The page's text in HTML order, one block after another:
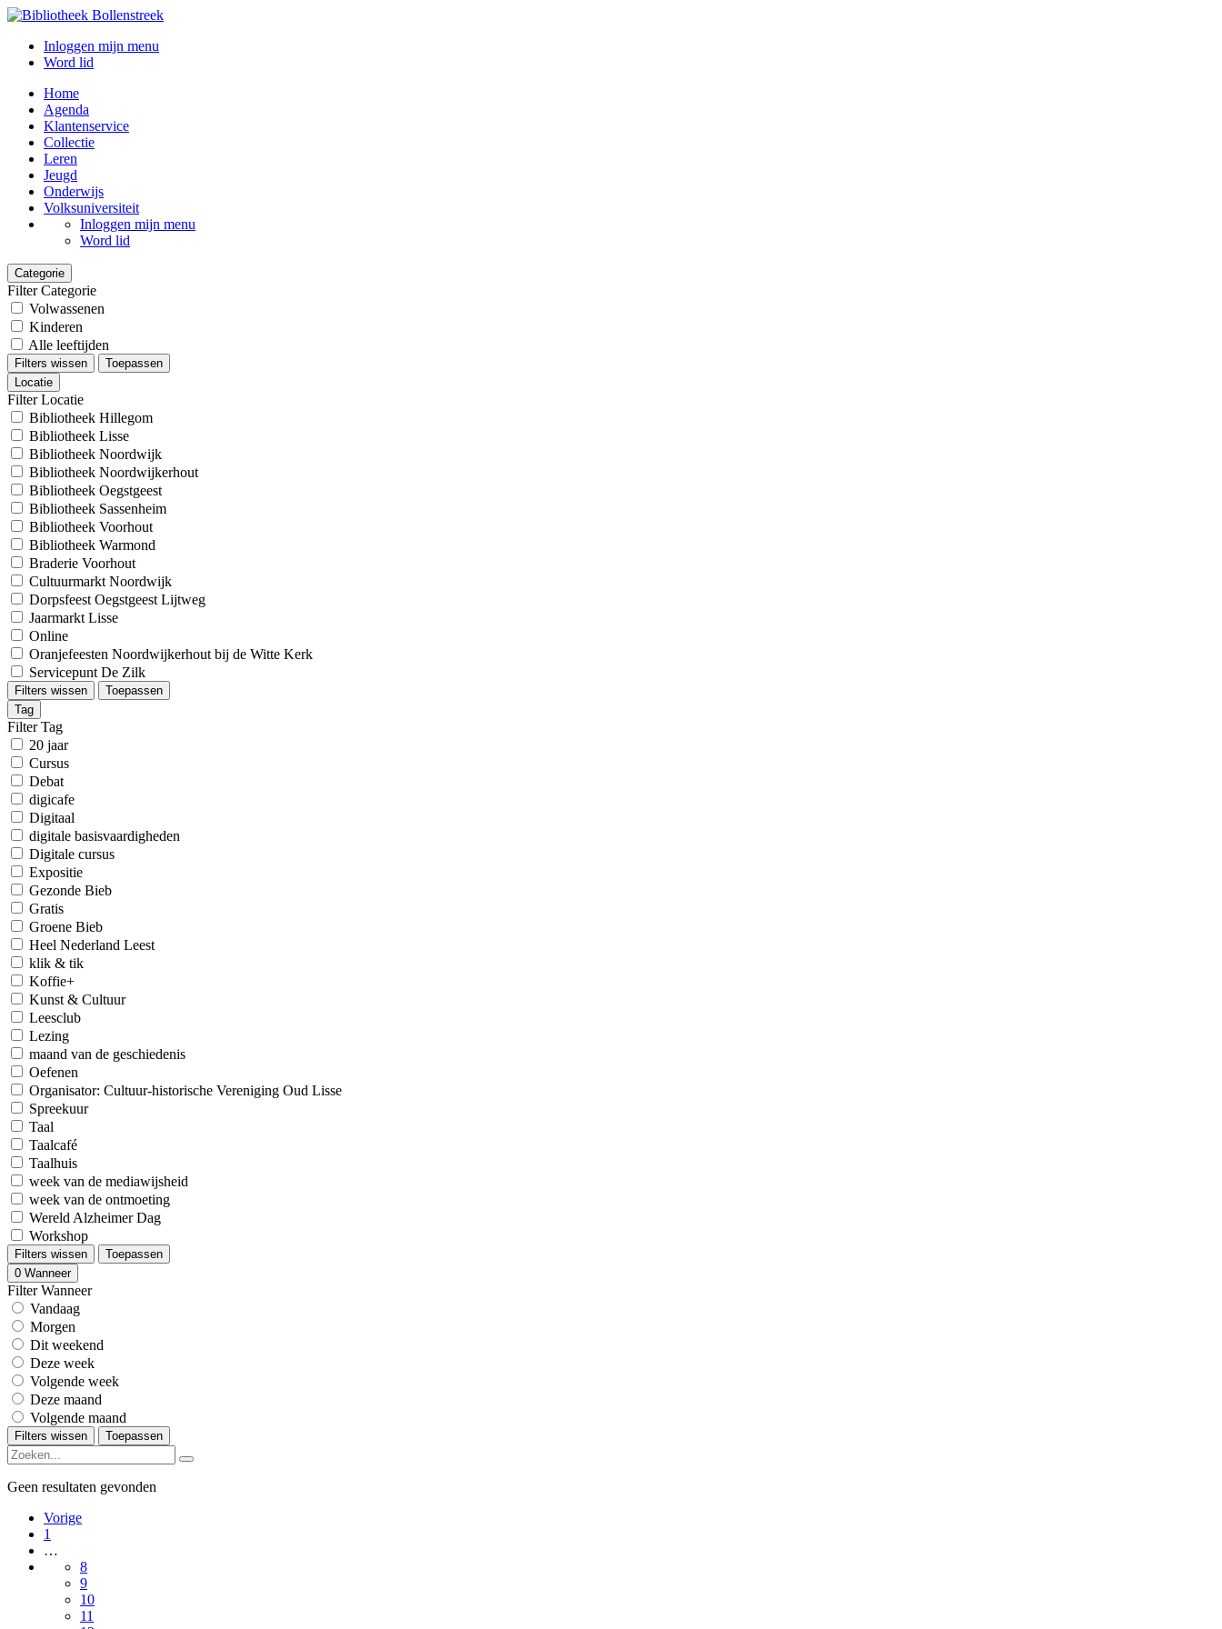
Inloggen mijn menu
Word lid
Home
Agenda
Klantenservice
Collectie
Leren
Jeugd
Onderwijs
Volksuniversiteit
Inloggen mijn menu
Word lid
Categorie
Filter Categorie
Volwassenen
Kinderen
Alle leeftijden
Filters wissen
Toepassen
Locatie
Filter Locatie
Bibliotheek Hillegom
Bibliotheek Lisse
Bibliotheek Noordwijk
Bibliotheek Noordwijkerhout
Bibliotheek Oegstgeest
Bibliotheek Sassenheim
Bibliotheek Voorhout
Bibliotheek Warmond
Braderie Voorhout
Cultuurmarkt Noordwijk
Dorpsfeest Oegstgeest Lijtweg
Jaarmarkt Lisse
Online
Oranjefeesten Noordwijkerhout bij de Witte Kerk
Servicepunt De Zilk
Filters wissen
Toepassen
Tag
Filter Tag
20 jaar
Cursus
Debat
digicafe
Digitaal
digitale basisvaardigheden
Digitale cursus
Expositie
Gezonde Bieb
Gratis
Groene Bieb
Heel Nederland Leest
klik & tik
Koffie+
Kunst & Cultuur
Leesclub
Lezing
maand van de geschiedenis
Oefenen
Organisator: Cultuur-historische Vereniging Oud Lisse
Spreekuur
Taal
Taalcafé
Taalhuis
week van de mediawijsheid
week van de ontmoeting
Wereld Alzheimer Dag
Workshop
Filters wissen
Toepassen
0 Wanneer
Filter Wanneer
Vandaag
Morgen
Dit weekend
Deze week
Volgende week
Deze maand
Volgende maand
Filters wissen Toepassen
Geen resultaten gevonden
Vorige
1
…
8
9
10
11